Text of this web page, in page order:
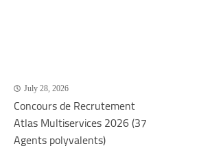
July 28, 2026
Concours de Recrutement
Atlas Multiservices 2026 (37
Agents polyvalents)